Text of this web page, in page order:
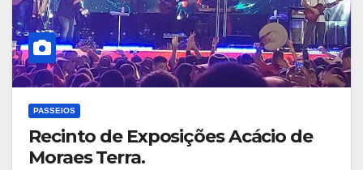
PASSEIOS
Recinto de Exposições Acácio de
Moraes Terra.